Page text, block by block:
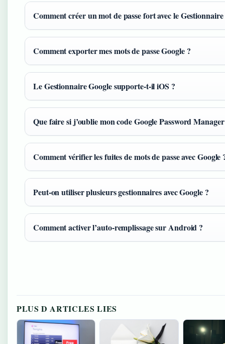
Comment créer un mot de passe fort avec le
Comment exporter mes mots de passe Google ?
Le Gestionnaire Google supporte-t-il iOS ?
Que faire si j’oublie mon code Google Password
Comment vérifier les fuites de mots de passe avec Google
Peut-on utiliser plusieurs gestionnaires avec Google ?
Comment activer l’auto-remplissage sur Android ?
PLUS D ARTICLES LIES